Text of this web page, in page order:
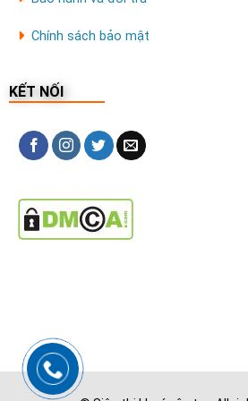
1.3. Truy cập đa phương thức
phẩm được tích hợp 5 tính năng
mã số, thẻ từ, app wifi và chìa
Chính sách bảo mật
KẾT NỐI